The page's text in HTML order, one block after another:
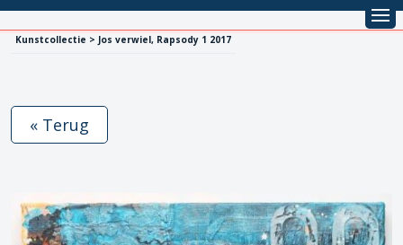
Kunstcollectie > Jos verwiel, Rapsody 1 2017
« Terug